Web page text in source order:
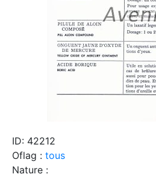
ID: 42212
Oflag : tous
Nature :